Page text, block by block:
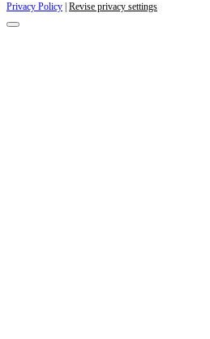
Privacy Policy Revise privacy settings